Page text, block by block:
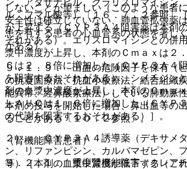
ル フマル酸等）〔１６．７．２参照〕
が上昇する（ＣＹＰ３Ａ４阻害薬は本剤
それがある）。エリスロマイシンとの併
漿中濃度が上昇し、本剤のＣｍａｘは２
Ｃは２．８倍に増加した（ＣＹＰ３Ａ４
を阻害するおそれがある）。シメチジン
剤の血漿中濃度が上昇し、本剤のＣｍａ
しＡＵＣは１．６倍に増加した（ＣＹＰ
の代謝を阻害するおそれがある）］。
２）． ＣＹＰ３Ａ４誘導薬（デキサメ
ン、リファンピシン、カルバマゼピン、
等）［本剤の血漿中濃度が低下する（こ
しないことが望ましい（このような患者
安全性は確立していない、肺血管拡張薬
患を有する患者の心血管系の状態を著し
がある）。
９．１．９． 出血の危険因子を保有（
の抗凝固療法、抗血小板療法、結合組織
能異常、経鼻酸素療法）している肺動脈
本剤の投与を開始した場合、鼻出血等の
ることがある〔１０．２参照〕。
（腎機能障害患者）
９．２．１． 重度腎機能障害（クレア